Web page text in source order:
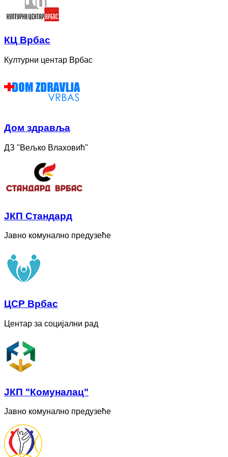
КЦ Врбас
Културни центар Врбас
Дом здравља
ДЗ "Вељко Влаховић"
ЈКП Стандард
Јавно комунално предузеће
ЦСР Врбас
Центар за социјални рад
ЈКП "Комуналац"
Јавно комунално предузеће